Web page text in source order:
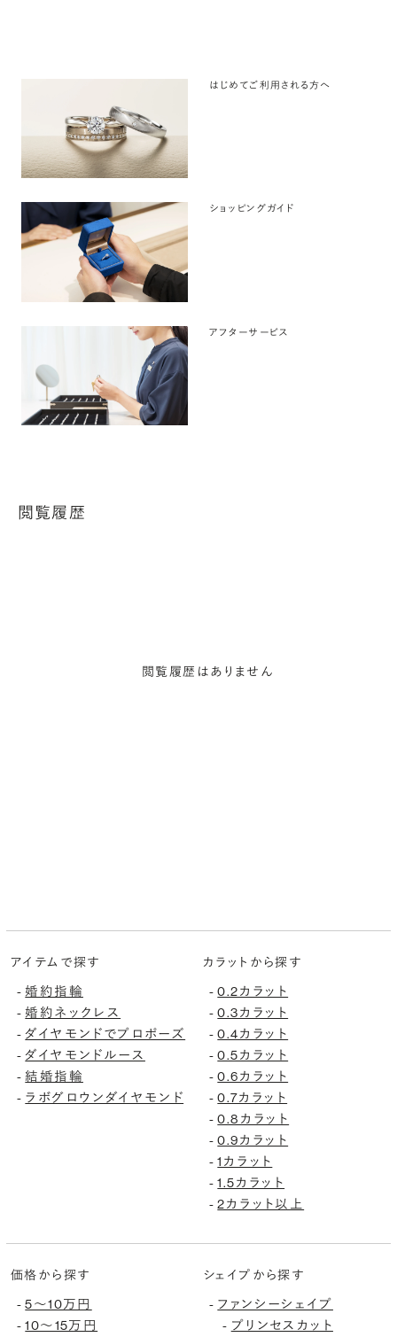
はじめてご利用される方へ
ショッピングガイド
アフターサービス
閲覧履歴
閲覧履歴はありません
アイテムで探す
-婚約指輪
-婚約ネックレス
-ダイヤモンドでプロポーズ
-ダイヤモンドルース
-結婚指輪
- ラボグロウンダイヤモンド
カラットから探す
-0.2カラット
-0.3カラット
-0.4カラット
-0.5カラット
-0.6カラット
-0.7カラット
-0.8カラット
-0.9カラット
-1カラット
-1.5カラット
-2カラット以上
価格から探す
-5〜10万円
-10〜15万円
シェイプから探す
- ファンシーシェイプ
- プリンセスカット